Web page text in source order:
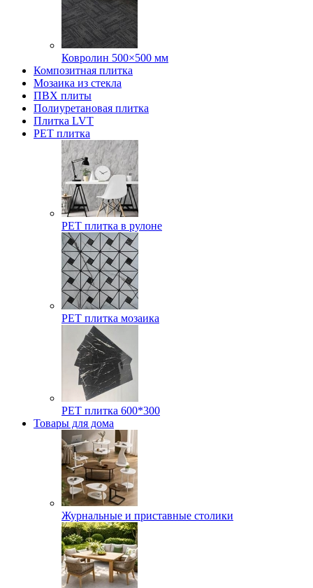
Ковролин 500×500 мм
Композитная плитка
Мозаика из стекла
ПВХ плиты
Полиуретановая плитка
Плитка LVT
РЕТ плитка
РЕТ плитка в рулоне
РЕТ плитка мозаика
РЕТ плитка 600*300
Товары для дома
Журнальные и приставные столики